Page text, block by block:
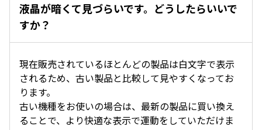
液晶が暗くて見づらいです。どうしたらいいで
すか？
現在販売されているほとんどの製品は白文字で表示
されるため、古い製品と比較して見やすくなってお
ります。
古い機種をお使いの場合は、最新の製品に買い換え
ることで、より快適な表示で運動をしていただけま